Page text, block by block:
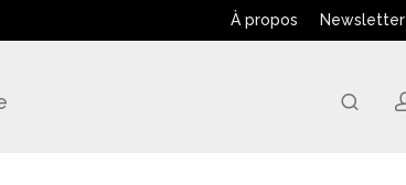
À propos Newsletter